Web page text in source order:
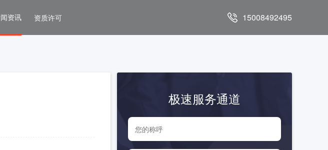
资讯 资质许可 15008492495
极速服务通道